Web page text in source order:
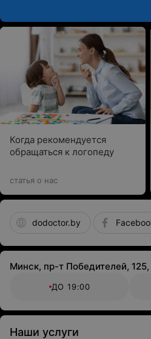
Когда рекомендуется
обращаться к логопеду
статья о нас
dodoctor.by
Минск, пр-т Победителей,
ДО 19:00
Наши услуги